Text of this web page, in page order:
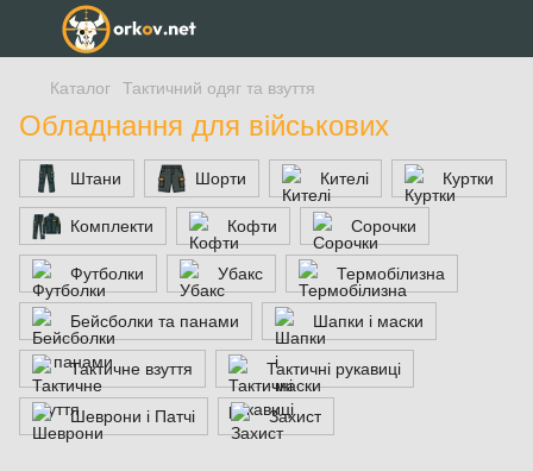
Каталог Тактичний одяг та взуття
Обладнання для військових
Штани Шорти Кителі Куртки
Комплекти Кофти Сорочки
Футболки Убакс Термобілизна
Бейсболки та панами Шапки і маски
Тактичне взуття Тактичні рукавиці
Шеврони і Патчі Захист